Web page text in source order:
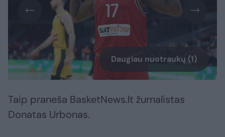
Daugiau nuotraukų (1)
Taip praneša BasketNews.lt žurnalistas
Donatas Urbonas.